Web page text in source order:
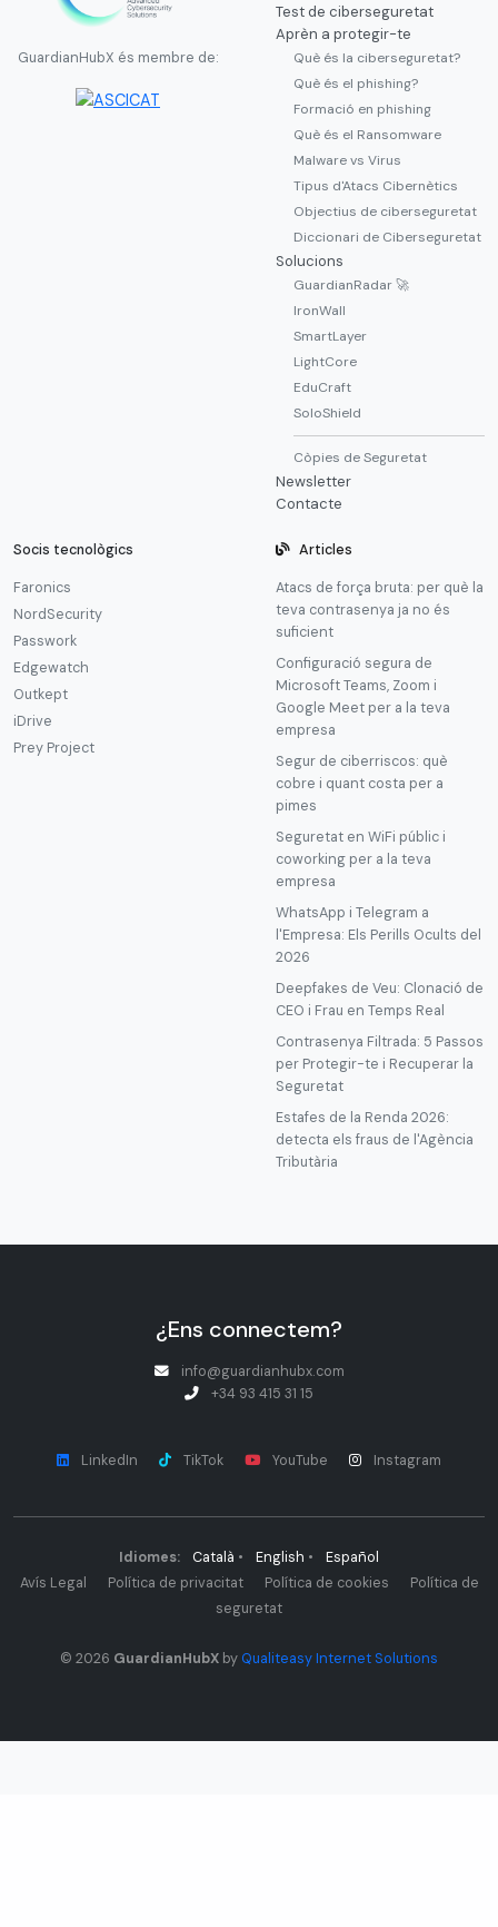
GuardianHubX és membre de:
Test de ciberseguretat
Aprèn a protegir-te
Què és la ciberseguretat?
Què és el phishing?
Formació en phishing
Què és el Ransomware
Malware vs Virus
Tipus d'Atacs Cibernètics
Objectius de ciberseguretat
Diccionari de Ciberseguretat
Solucions
GuardianRadar 🚀
IronWall
SmartLayer
LightCore
EduCraft
SoloShield
Còpies de Seguretat
Newsletter
Contacte
Socis tecnològics
Faronics
NordSecurity
Passwork
Edgewatch
Outkept
iDrive
Prey Project
Articles
Atacs de força bruta: per què la
teva contrasenya ja no és
suficient
Configuració segura de
Microsoft Teams, Zoom i
Google Meet per a la teva
empresa
Segur de ciberriscos: què
cobre i quant costa per a
pimes
Seguretat en WiFi públic i
coworking per a la teva
empresa
WhatsApp i Telegram a
l'Empresa: Els Perills Ocults del
2026
Deepfakes de Veu: Clonació de
CEO i Frau en Temps Real
Contrasenya Filtrada: 5 Passos
per Protegir-te i Recuperar la
Seguretat
Estafes de la Renda 2026:
detecta els fraus de l'Agència
Tributària
¿Ens connectem?
info@guardianhubx.com
+34 93 415 31 15
LinkedIn TikTok YouTube Instagram
Idiomes: Català • English •
Español
Avís Legal
Política de privacitat Política de cookies
Política de
seguretat
© 2026 GuardianHubX by Qualiteasy Internet Solutions